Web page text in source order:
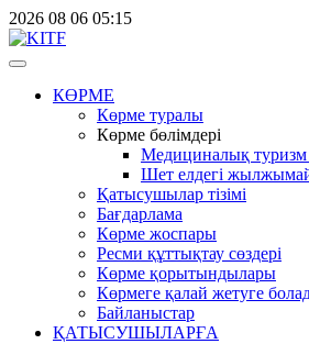
2026 08 06 05:15
КӨРМЕ
Көрме туралы
Көрме бөлімдері
Медициналық туризм
Шет елдегі
Қатысушылар тізімі
Бағдарлама
Көрме жоспары
Ресми құттықтау сөздері
Көрме қорытындылары
Көрмеге қалай жетуге
Байланыстар
ҚАТЫСУШЫЛАРҒА